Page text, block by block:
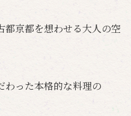
都京都を想わせる大人の空
わった本格的な料理の